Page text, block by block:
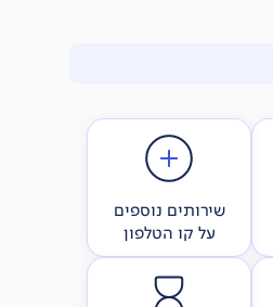
שירותים נוספים
על קו הטלפון